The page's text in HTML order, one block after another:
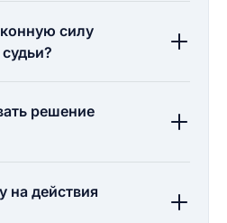
силу
решение
на действия